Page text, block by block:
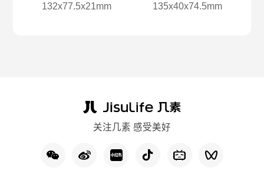
132x️77.5x️21mm
135x️40x️74.5mm
关注几素 感受美好